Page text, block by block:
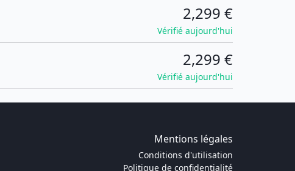
2,299 €
Vérifié aujourd'hui
2,299 €
Vérifié aujourd'hui
Mentions légales
Conditions d'utilisation
Politique de confidentialité